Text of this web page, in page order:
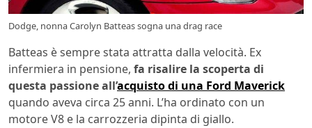
Dodge, nonna Carolyn Batteas sogna una drag race
Batteas è sempre stata attratta dalla velocità. Ex
infermiera in pensione, fa risalire la scoperta di
questa passione all’acquisto di una Ford Maverick
quando aveva circa 25 anni. L’ha ordinato con un
motore V8 e la carrozzeria dipinta di giallo.